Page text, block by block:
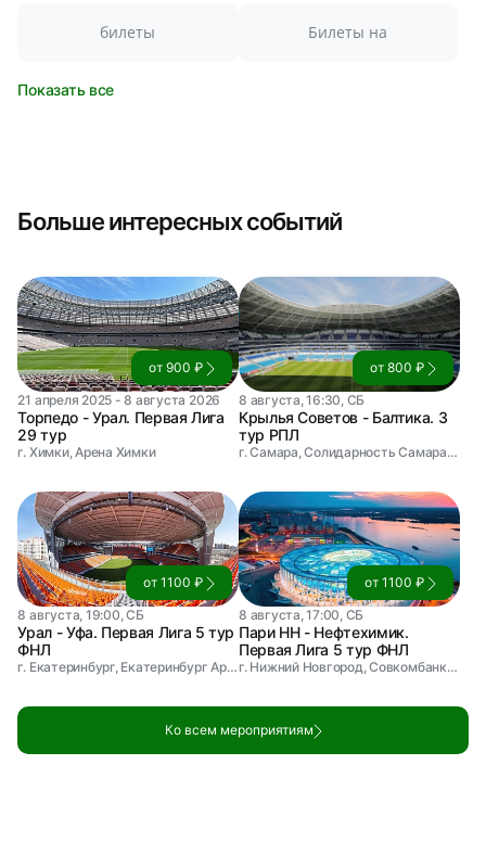
билеты Билеты на
Показать все
Больше интересных событий
от 900 ₽
21 апреля 2025 - 8 августа 2026
Торпедо - Урал. Первая Лига
29 тур
г. Химки, Арена Химки
от 800 ₽
8 августа, 16:30, СБ
Крылья Советов - Балтика. 3
тур РПЛ
г. Самара, Солидарность Самара Арена
от 1100 ₽
8 августа, 19:00, СБ
Урал - Уфа. Первая Лига 5 тур
ФНЛ
г. Екатеринбург, Екатеринбург Арена
от 1100 ₽
8 августа, 17:00, СБ
Пари НН - Нефтехимик.
Первая Лига 5 тур ФНЛ
г. Нижний Новгород, Совкомбанк Арена
Ко всем мероприятиям